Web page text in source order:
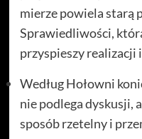
mierze powiela starą
Sprawiedliwości,
przyspieszy realizacji
Według Hołowni
nie podlega dyskusji,
sposób rzetelny i